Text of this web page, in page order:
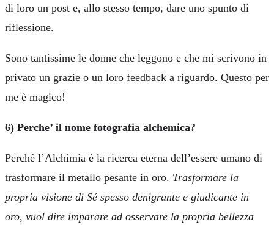
di loro un post e, allo stesso tempo, dare uno spunto di
riflessione.
Sono tantissime le donne che leggono e che mi scrivono in
privato un grazie o un loro feedback a riguardo. Questo per
me è magico!
6) Perche’ il nome fotografia alchemica?
Perché l’Alchimia è la ricerca eterna dell’essere umano di
trasformare il metallo pesante in oro. Trasformare la
propria visione di Sé spesso denigrante e giudicante in
oro, vuol dire imparare ad osservare la propria bellezza